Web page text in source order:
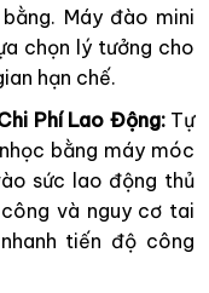
Máy đào mini
chọn lý tưởng cho
hạn chế.
Phí Lao Động:Tự
bằng máy móc
sức lao động thủ
và nguy cơ tai
tiến độ công